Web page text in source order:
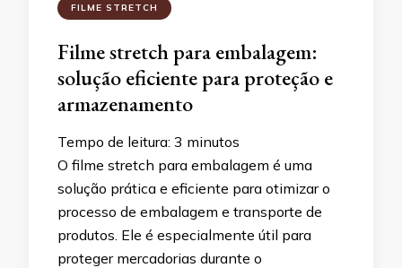
FILME STRETCH
Filme stretch para embalagem:
solução eficiente para proteção e
armazenamento
Tempo de leitura: 3 minutos
O filme stretch para embalagem é uma
solução prática e eficiente para otimizar o
processo de embalagem e transporte de
produtos. Ele é especialmente útil para
proteger mercadorias durante o